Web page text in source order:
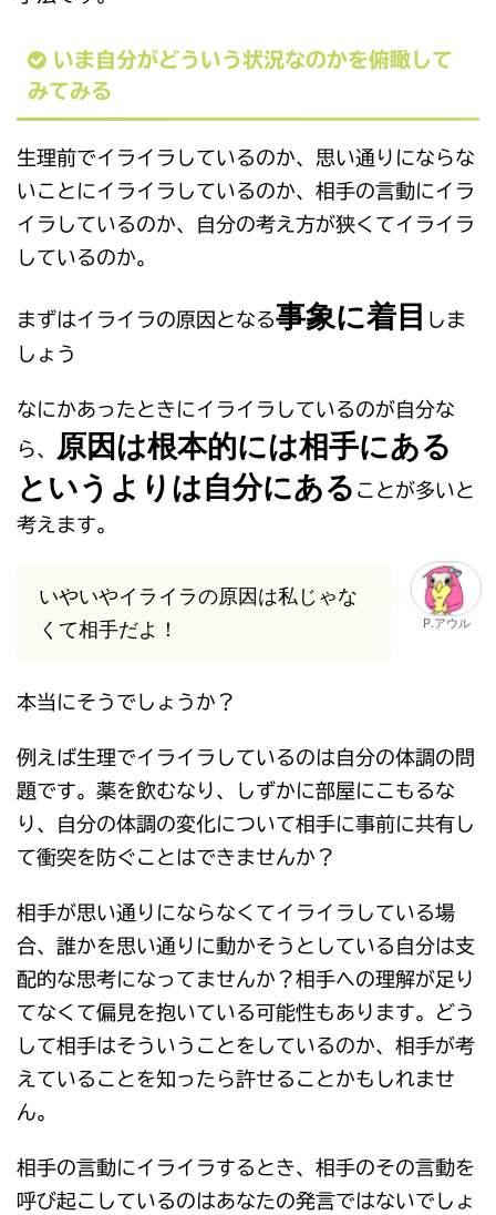
いま自分がどういう状況なのかを俯瞰して
みてみる
生理前でイライラしているのか、思い通りにならな
いことにイライラしているのか、相手の言動にイラ
イラしているのか、自分の考え方が狭くてイライラ
しているのか。
まずはイライラの原因となる事象に着目 しま
しょう
なにかあったときにイライラしているのが自分な
ら、
原因は根本的には相手にある
というよりは自分にある ことが多いと
考えます。
いやいやイライラの原因は私じゃな
くて相手だよ！
P.アウル
本当にそうでしょうか？
例えば生理でイライラしているのは自分の体調の問
題です。薬を飲むなり、しずかに部屋にこもるな
り、自分の体調の変化について相手に事前に共有し
て衝突を防ぐことはできませんか？
相手が思い通りにならなくてイライラしている場
合、誰かを思い通りに動かそうとしている自分は支
配的な思考になってませんか？相手への理解が足り
てなくて偏見を抱いている可能性もあります。どう
して相手はそういうことをしているのか、相手が考
えていることを知ったら許せることかもしれませ
ん。
相手の言動にイライラするとき、相手のその言動を
呼び起こしているのはあなたの発言ではないでしょ